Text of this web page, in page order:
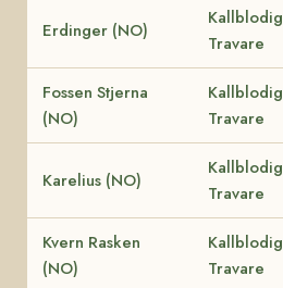
Erdinger (NO)
Kallblodig
Travare
Fossen Stjerna
(NO)
Kallblodig
Travare
Karelius (NO)
Kallblodig
Travare
Kvern Rasken
(NO)
Kallblodig
Travare